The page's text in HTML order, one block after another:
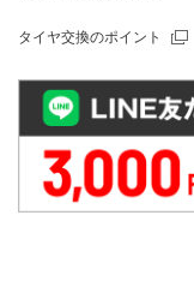
タイヤ交換のポイント